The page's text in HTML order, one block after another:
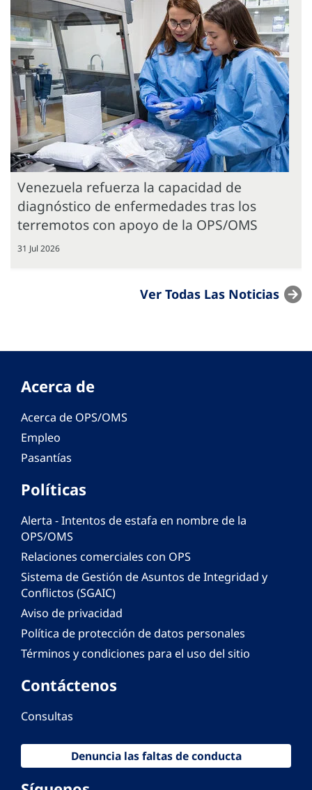
Venezuela refuerza la capacidad de
diagnóstico de enfermedades tras los
terremotos con apoyo de la OPS/OMS
31 Jul 2026
Ver Todas Las Noticias
Acerca de
Acerca de OPS/OMS
Empleo
Pasantías
Políticas
Alerta - Intentos de estafa en nombre de la
OPS/OMS
Relaciones comerciales con OPS
Sistema de Gestión de Asuntos de Integridad y
Conflictos (SGAIC)
Aviso de privacidad
Política de protección de datos personales
Términos y condiciones para el uso del sitio
Contáctenos
Consultas
Denuncia las faltas de conducta